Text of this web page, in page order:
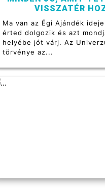
VISSZATÉR
Ma van az Égi Ajándék
érted dolgozik és azt
helyébe jót várj. Az
törvénye az...